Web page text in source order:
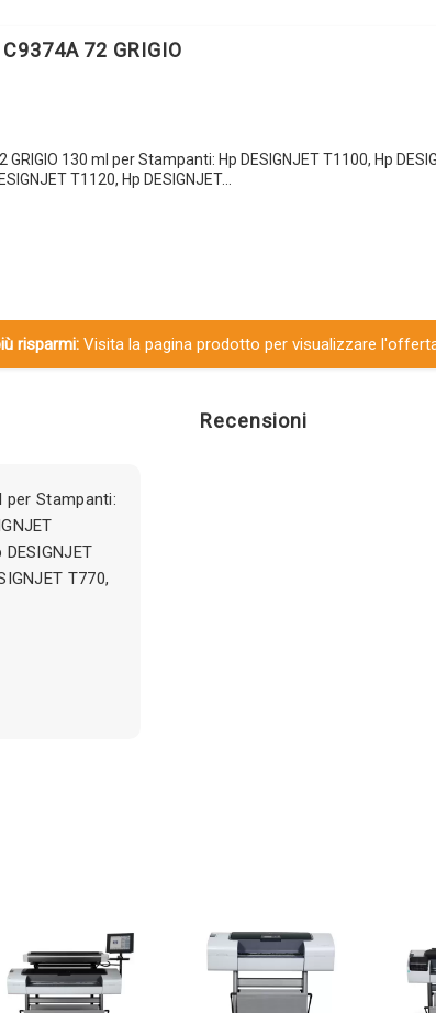
72 GRIGIO
130 ml per Stampanti: Hp DESIGNJET T1100, Hp
T1120, Hp DESIGNJET…
risparmi:Visita la pagina prodotto per visualizzare
per Stampanti:
T770,
Recensioni